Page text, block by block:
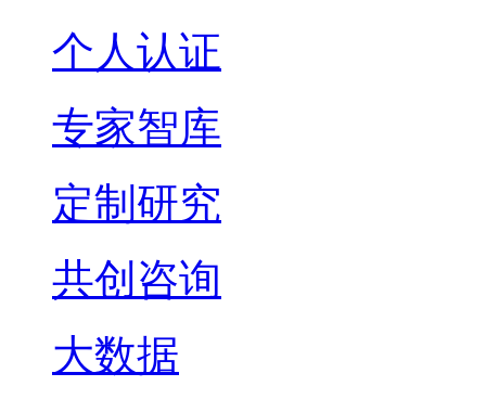
个人认证
专家智库
定制研究
共创咨询
大数据